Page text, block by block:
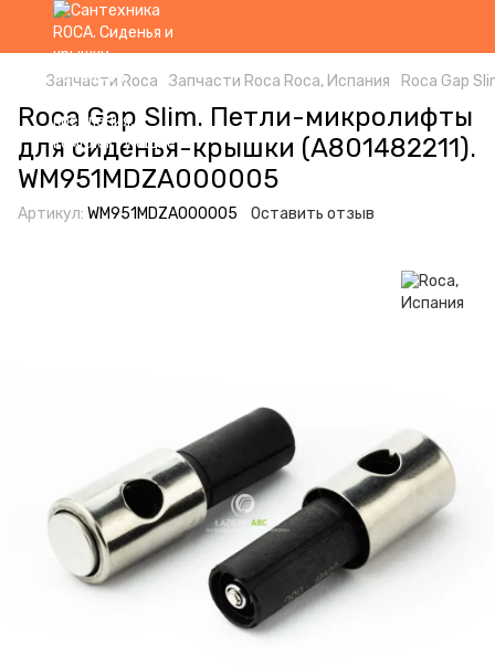
Запчасти Roca Запчасти Roca Roca, Испания Roca Gap
Roca Gap Slim. Петли-микролифты
для сиденья-крышки (A801482211).
WM951MDZA000005
Артикул: WM951MDZA000005 Оставить отзыв